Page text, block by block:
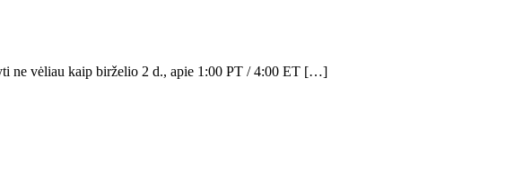
ne vėliau kaip birželio 2 d., apie 1:00 PT / 4:00 ET […]